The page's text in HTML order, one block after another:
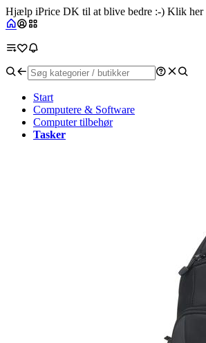
Hjælp iPrice DK til at blive bedre :-) Klik her
Start
Computere & Software
Computer tilbehør
Tasker